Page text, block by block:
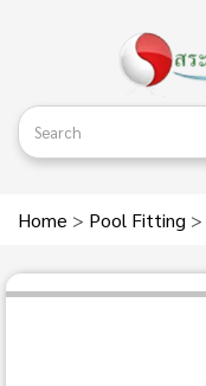
Home > Pool Fitting >